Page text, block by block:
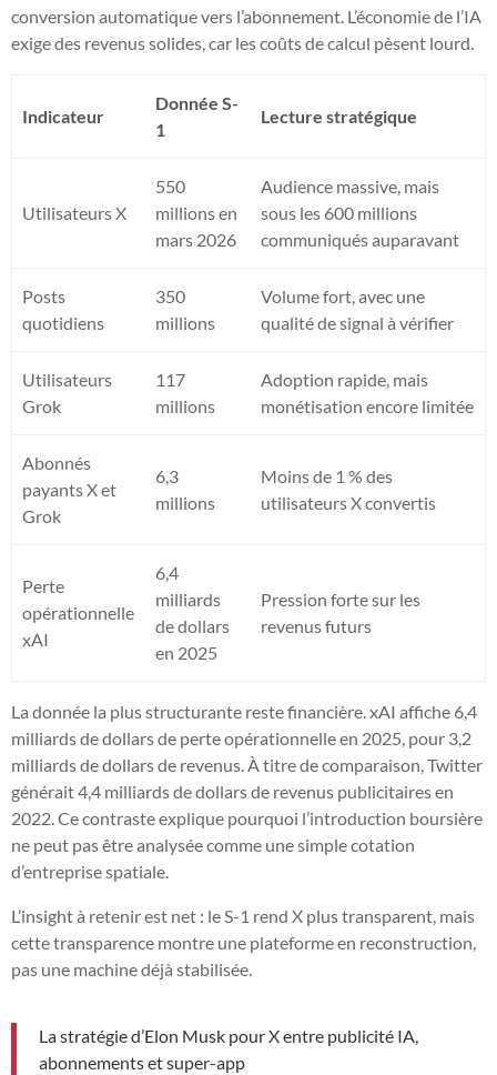
conversion automatique vers l’abonnement. L’économie de l’IA
exige des revenus solides, car les coûts de calcul pèsent lourd.
Indicateur
Donnée S-
1
Lecture stratégique
Utilisateurs X
550
millions en
mars 2026
Audience massive, mais
sous les 600 millions
communiqués auparavant
Posts
quotidiens
350
millions
Volume fort, avec une
qualité de signal à vérifier
Utilisateurs
Grok
117
millions
Adoption rapide, mais
monétisation encore limitée
Abonnés
payants X et
Grok
6,3
millions
Moins de 1 % des
utilisateurs X convertis
Perte
opérationnelle
xAI
6,4
milliards
de dollars
en 2025
Pression forte sur les
revenus futurs
La donnée la plus structurante reste financière. xAI affiche 6,4
milliards de dollars de perte opérationnelle en 2025, pour 3,2
milliards de dollars de revenus. À titre de comparaison, Twitter
générait 4,4 milliards de dollars de revenus publicitaires en
2022. Ce contraste explique pourquoi l’introduction boursière
ne peut pas être analysée comme une simple cotation
d’entreprise spatiale.
L’insight à retenir est net : le S-1 rend X plus transparent, mais
cette transparence montre une plateforme en reconstruction,
pas une machine déjà stabilisée.
La stratégie d’Elon Musk pour X entre publicité IA,
abonnements et super-app